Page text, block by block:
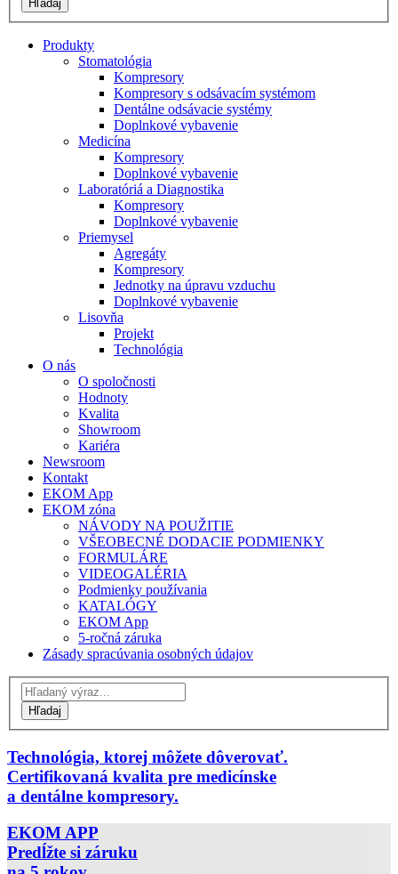
Produkty
Stomatológia
Kompresory
Kompresory s odsávacím systémom
Dentálne odsávacie systémy
Doplnkové vybavenie
Medicína
Kompresory
Doplnkové vybavenie
Laboratóriá a Diagnostika
Kompresory
Doplnkové vybavenie
Priemysel
Agregáty
Kompresory
Jednotky na úpravu vzduchu
Doplnkové vybavenie
Lisovňa
Projekt
Technológia
O nás
O spoločnosti
Hodnoty
Kvalita
Showroom
Kariéra
Newsroom
Kontakt
EKOM App
EKOM zóna
NÁVODY NA POUŽITIE
VŠEOBECNÉ DODACIE PODMIENKY
FORMULÁRE
VIDEOGALÉRIA
Podmienky používania
KATALÓGY
EKOM App
5-ročná záruka
Zásady spracúvania osobných údajov
Technológia, ktorej môžete dôverovať.
Certifikovaná kvalita pre medicínske
a dentálne kompresory.
EKOM APP
Predĺžte si záruku